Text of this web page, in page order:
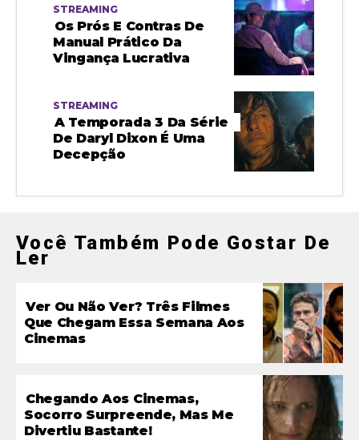
STREAMING
Os Prós E Contras De
Manual Prático Da
Vingança Lucrativa
STREAMING
A Temporada 3 Da Série
De Daryl Dixon É Uma
Decepção
Você Também Pode Gostar De
Ler
Ver Ou Não Ver? Três Filmes
Que Chegam Essa Semana Aos
Cinemas
Chegando Aos Cinemas,
Socorro Surpreende, Mas Me
Divertiu Bastante!